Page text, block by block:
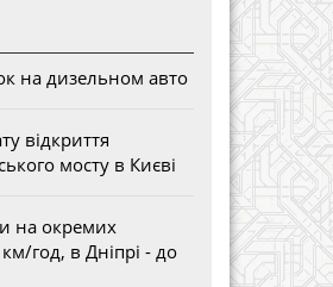
на дизельном авто
відкриття
мосту в Києві
на окремих
год, в Дніпрі - до